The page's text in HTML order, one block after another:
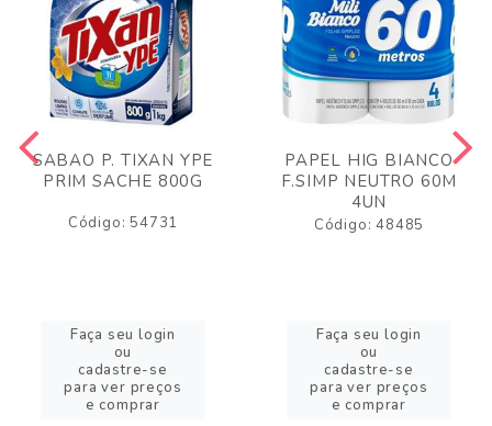
SABAO P. TIXAN YPE
PRIM SACHE 800G
Código: 54731
Faça seu login
ou
cadastre-se
para ver preços
e comprar
PAPEL HIG BIANCO
F.SIMP NEUTRO 60M
4UN
Código: 48485
Faça seu login
ou
cadastre-se
para ver preços
e comprar